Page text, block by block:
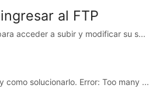
al FTP
acceder a subir y modificar su s...
como solucionarlo. Error: Too many ...